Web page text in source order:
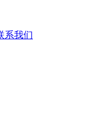
系我们